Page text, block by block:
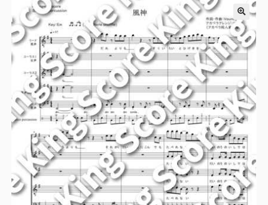
ス
キ
ッ
プ
ッ
プ
ー
を
展
開
ニ
ュ
ー
を
開
カート
サ
ブ
メ
ニ
ュ
ー
を
展
開
お問い合わせ
サ
ブ
メ
ニ
ュ
ー
を
展
開
🔍